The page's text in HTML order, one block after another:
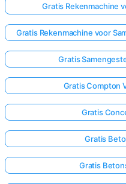
Gratis Rekenmachine
Gratis Rekenmachine voor
Gratis
Gratis Compton
Gratis
Gratis
Gratis